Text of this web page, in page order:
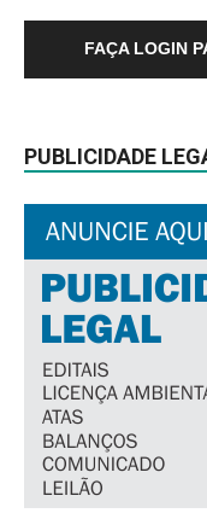
FAÇA LOGIN
PUBLICIDADE